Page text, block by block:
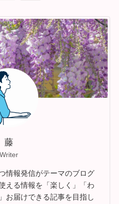
藤
Writer
情報発信がテーマのブログ
える情報を「楽しく」「わ
お届けできる記事を目指し